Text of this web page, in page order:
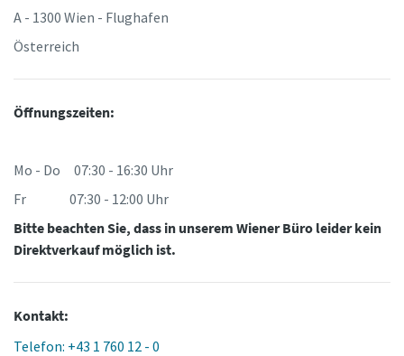
A - 1300 Wien - Flughafen
Österreich
Öffnungszeiten:
Mo - Do 07:30 - 16:30 Uhr
Fr 07:30 - 12:00 Uhr
Bitte beachten Sie, dass in unserem Wiener Büro leider kein
Direktverkauf möglich ist.
Kontakt:
Telefon: +43 1 760 12 - 0